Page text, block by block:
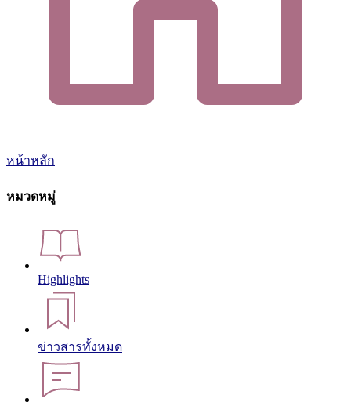
หน้าหลัก
หมวดหมู่
Highlights
ข่าวสารทั้งหมด